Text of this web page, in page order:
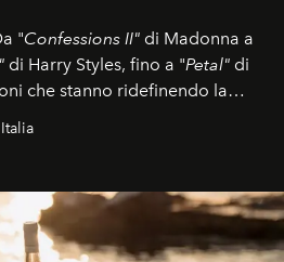
"Confessions II" di Madonna a
di Harry Styles, fino a "Petal" di
che stanno ridefinendo la